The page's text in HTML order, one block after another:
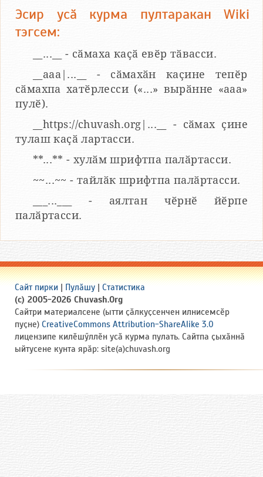
Эсир усӑ курма пултаракан Wiki
тэгсем:
__...__ - сӑмаха каҫӑ евӗр тӑвасси.
__aaa|...__ - сӑмахӑн каҫине тепӗр
сӑмахпа хатӗрлесси («...» вырӑнне «ааа»
пулӗ).
__https://chuvash.org|...__ - сӑмах ҫине
тулаш каҫӑ лартасси.
**...** - хулӑм шрифтпа палӑртасси.
~~...~~ - тайлӑк шрифтпа палӑртасси.
___...___ - аялтан чӗрнӗ йӗрпе
палӑртасси.
Сайт пирки | Пулӑшу | Статистика
(c) 2005-2026 Chuvash.Org
Сайтри материалсене (ытти ҫӑлкуҫсенчен илнисемсӗр
пуҫне) CreativeCommons Attribution-ShareAlike 3.0
лицензипе килӗшӳллӗн усӑ курма пулать. Сайтпа ҫыхӑннӑ
ыйтусене кунта ярӑр: site(a)chuvash.org